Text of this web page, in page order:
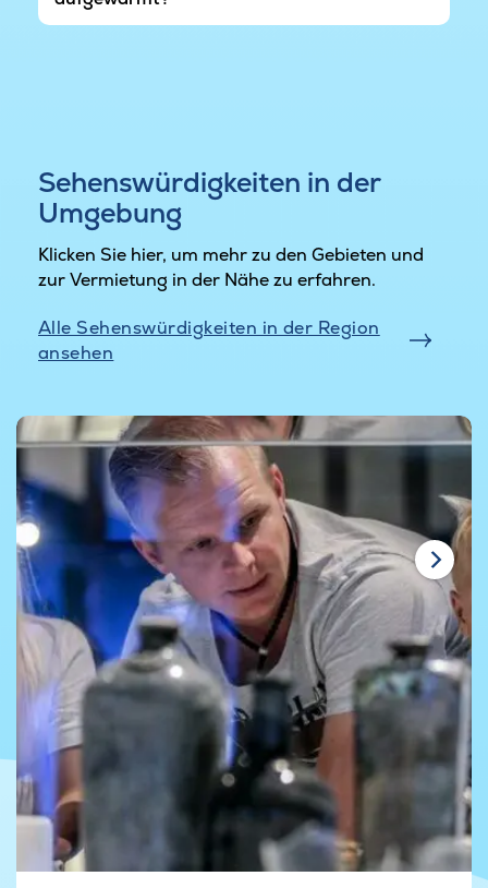
Sehenswürdigkeiten in der
Umgebung
Klicken Sie hier, um mehr zu den Gebieten und
zur Vermietung in der Nähe zu erfahren.
Alle Sehenswürdigkeiten in der Region
ansehen